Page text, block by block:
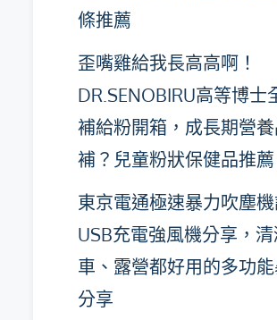
條推薦
歪嘴雞給我長高高啊！
DR.SENOBIRU高等博士
補給粉開箱，成長期營
補？兒童粉狀保健品推薦
東京電通極速暴力吹塵機
USB充電強風機分享，
車、露營都好用的多功
分享